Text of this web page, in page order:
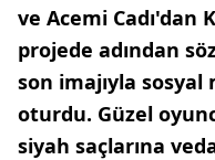
ve Acemi Cadı'dan
projede adından
son imajıyla sosyal
oturdu. Güzel
siyah saçlarına